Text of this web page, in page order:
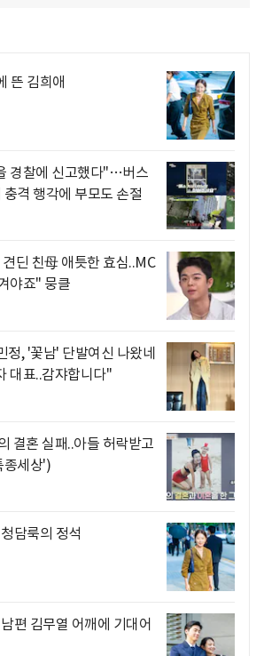
뜬 김희애
경찰에 신고했다"…버스
격 행각에 부모도 손절
딘 친母 애틋한 효심..MC
야죠" 뭉클
, '꽃남' 단발여신 나왔네
대표..감쟈합니다"
결혼 실패..아들 허락받고
종세상')
담룩의 정석
편 김무열 어깨에 기대어